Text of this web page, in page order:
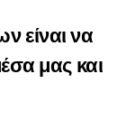
είναι να
μας και